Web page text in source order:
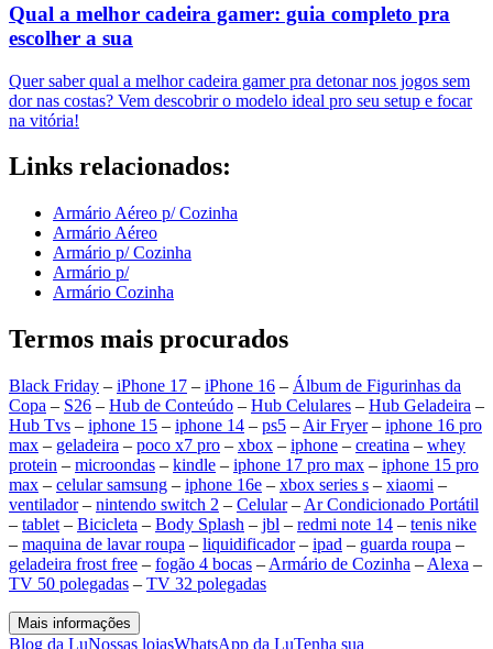
Qual a melhor cadeira gamer: guia completo pra
escolher a sua
Quer saber qual a melhor cadeira gamer pra detonar nos jogos sem
dor nas costas? Vem descobrir o modelo ideal pro seu setup e focar
na vitória!
Links relacionados:
Armário Aéreo p/ Cozinha
Armário Aéreo
Armário p/ Cozinha
Armário p/
Armário Cozinha
Termos mais procurados
Black Friday – iPhone 17 – iPhone 16 – Álbum de Figurinhas da
Copa – S26 – Hub de Conteúdo – Hub Celulares – Hub Geladeira –
Hub Tvs – iphone 15 – iphone 14 – ps5 – Air Fryer– iphone 16 pro
max – geladeira – poco x7 pro – xbox – iphone – creatina – whey
protein – microondas – kindle – iphone 17 pro max – iphone 15 pro
max – celular samsung – iphone 16e – xbox series s – xiaomi –
ventilador– nintendo switch 2 – Celular– Ar Condicionado Portátil
– tablet – Bicicleta – Body Splash – jbl – redmi note 14 – tenis nike
– maquina de lavar roupa – liquidificador– ipad – guarda roupa –
geladeira frost free – fogão 4 bocas – Armário de Cozinha – Alexa –
TV 50 polegadas – TV 32 polegadas
Mais informações
Blog da LuNossas lojasWhatsApp da LuTenha sua